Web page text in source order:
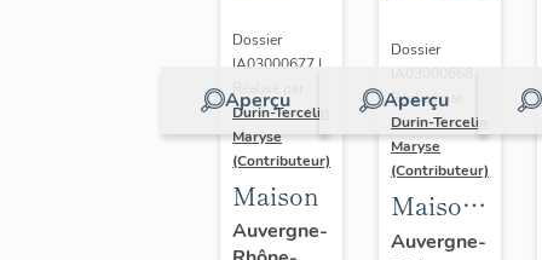
Aperçu
Dossier
IA03000677 |
Durin-Tercelin
Maryse
(Contributeur)
Maison
Auvergne-
Aperçu
Dossier
Réalisé par
Durin-Tercelin
Maryse
(Contributeur)
Maison,
actuellement
Auvergne-